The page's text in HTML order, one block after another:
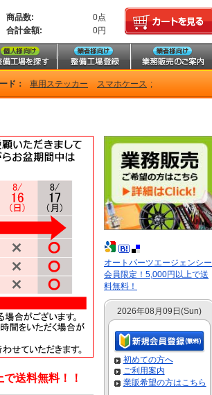
商品数:
0点
合計金額:
0円
ド： 車用ステッカー スマホケース ;
送料無料！！
オートパーツエージェンシー
会員限定！5,000円以上で送
料無料！
2026年08月09日(Sun)
初めての方へ
ご利用案内
業販希望の方はこちら